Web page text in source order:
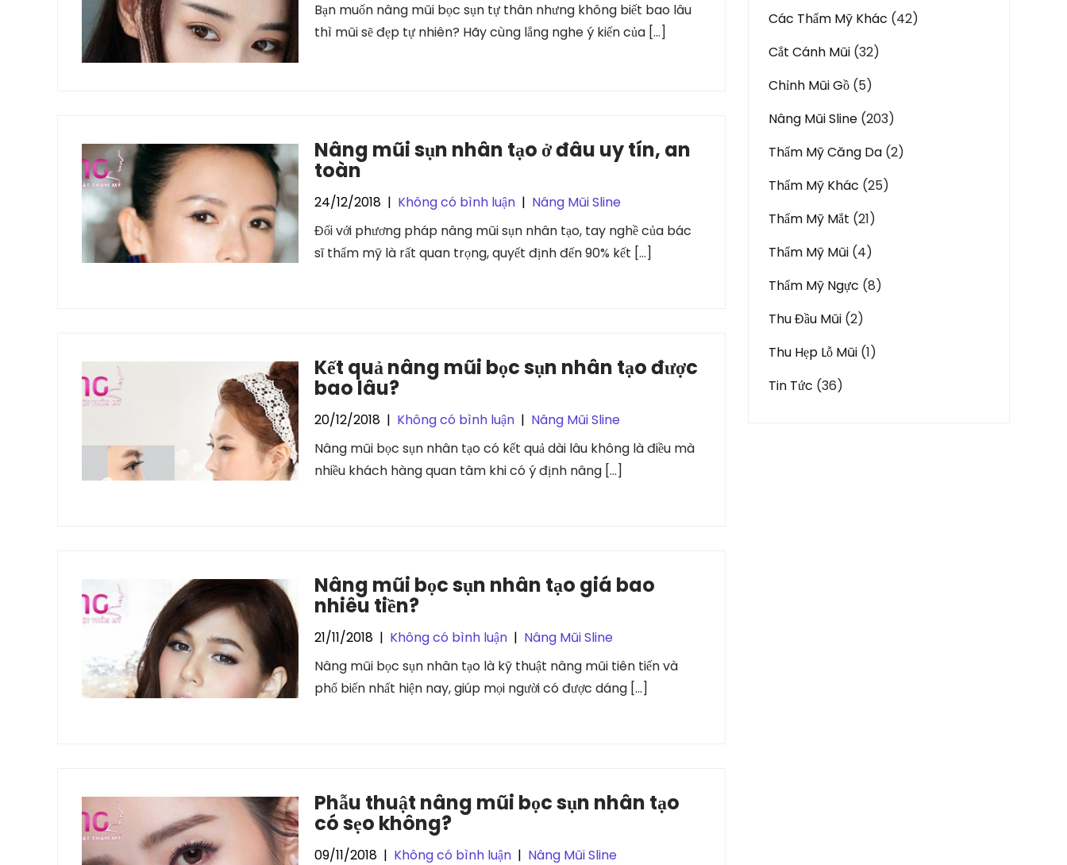
Bạn muốn nâng mũi bọc sụn tự thân nhưng không biết bao lâu
thì mũi sẽ đẹp tự nhiên? Hãy cùng lắng nghe ý kiến của […]
Nâng mũi sụn nhân tạo ở đâu uy tín, an
toàn
24/12/2018 | Không có bình luận | Nâng Mũi Sline
Đối với phương pháp nâng mũi sụn nhân tạo, tay nghề của bác
sĩ thẩm mỹ là rất quan trọng, quyết định đến 90% kết […]
Kết quả nâng mũi bọc sụn nhân tạo được
bao lâu?
20/12/2018 | Không có bình luận | Nâng Mũi Sline
Nâng mũi bọc sụn nhân tạo có kết quả dài lâu không là điều mà
nhiều khách hàng quan tâm khi có ý định nâng […]
Nâng mũi bọc sụn nhân tạo giá bao
nhiêu tiền?
21/11/2018 | Không có bình luận | Nâng Mũi Sline
Nâng mũi bọc sụn nhân tạo là kỹ thuật nâng mũi tiên tiến và
phổ biến nhất hiện nay, giúp mọi người có được dáng […]
Phẫu thuật nâng mũi bọc sụn nhân tạo
có sẹo không?
09/11/2018 | Không có bình luận | Nâng Mũi Sline
Các Thẩm Mỹ Khác (42)
Cắt Cánh Mũi (32)
Chỉnh Mũi Gồ (5)
Nâng Mũi Sline (203)
Thẩm Mỹ Căng Da (2)
Thẩm Mỹ Khác (25)
Thẩm Mỹ Mắt (21)
Thẩm Mỹ Mũi (4)
Thẩm Mỹ Ngực (8)
Thu Đầu Mũi (2)
Thu Hẹp Lỗ Mũi (1)
Tin Tức (36)